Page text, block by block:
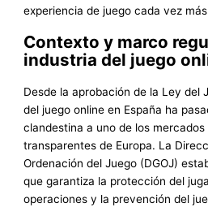
experiencia de juego cada vez
Contexto y marco
industria del juego
Desde la aprobación de la Ley del
del juego online en España ha
clandestina a uno de los
transparentes de Europa. La
Ordenación del Juego (DGOJ)
que garantiza la protección del
operaciones y la prevención del